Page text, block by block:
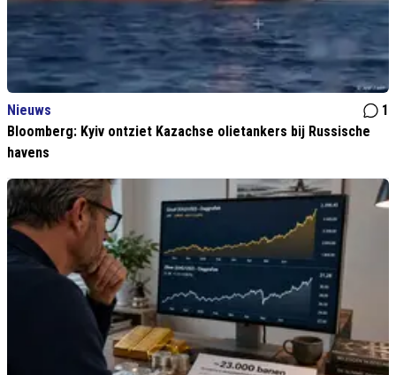
Nieuws
1
Bloomberg: Kyiv ontziet Kazachse olietankers bij Russische
havens